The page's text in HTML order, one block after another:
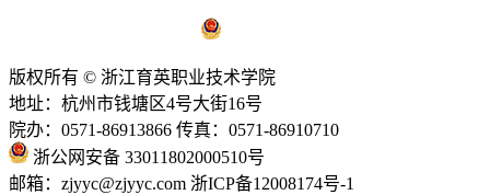
版权所有 © 浙江育英职业技术学院
地址：杭州市钱塘区4号大街16号
院办：0571-86913866 传真：0571-86910710
浙公网安备 33011802000510号
邮箱：zjyyc@zjyyc.com 浙ICP备12008174号-1